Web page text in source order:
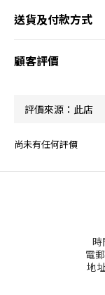
送貨及付款方式
顧客評價
尚未有任何評價
時
電
地